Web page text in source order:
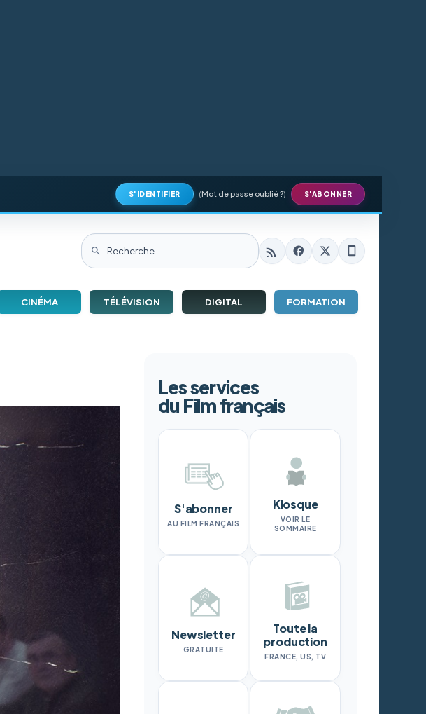
S'IDENTIFIER (Mot de passe oublié ?) S'ABONNER
CINÉMA TÉLÉVISION DIGITAL FORMATION
Les services
du Film français
S'abonner
AU FILM FRANÇAIS
Kiosque
VOIR LE
SOMMAIRE
Newsletter
GRATUITE
Toute la
production
FRANCE, US, TV